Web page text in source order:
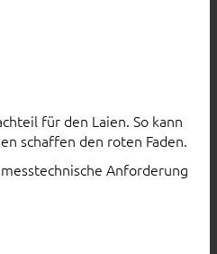
für den Laien. So kann
schaffen den roten Faden.
Anforderung